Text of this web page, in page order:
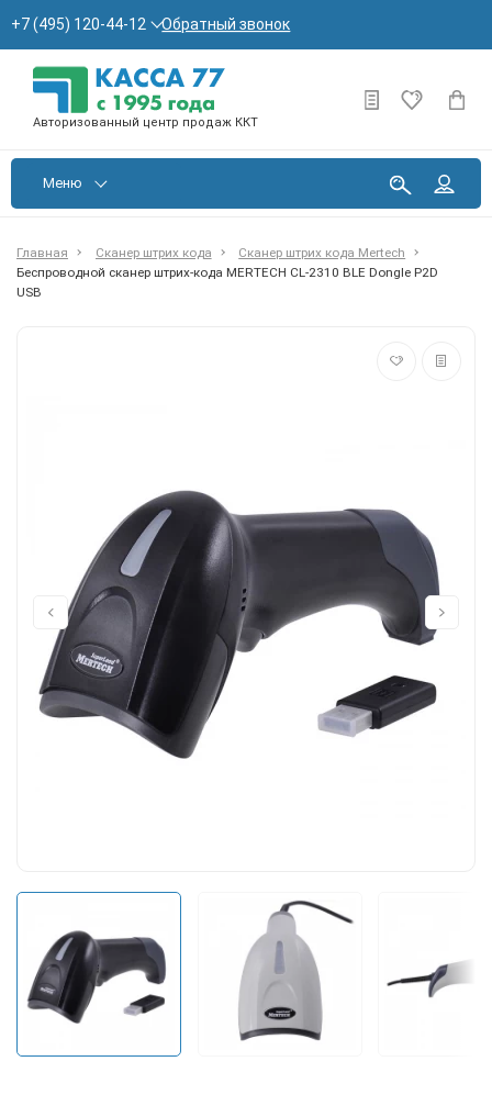
+7 (495) 120-44-12 Обратный звонок
Авторизованный центр продаж ККТ
Меню
Главная Сканер штрих кода
Сканер штрих кода Mertech
Беспроводной сканер штрих-кода MERTECH CL-2310 BLE Dongle P2D
USB